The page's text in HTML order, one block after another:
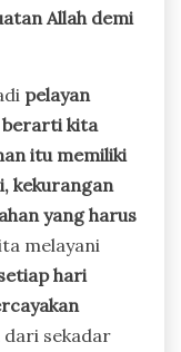
Allah demi
pelayan
berarti kita
itu memiliki
kekurangan
yang harus
melayani
hari
dari sekadar